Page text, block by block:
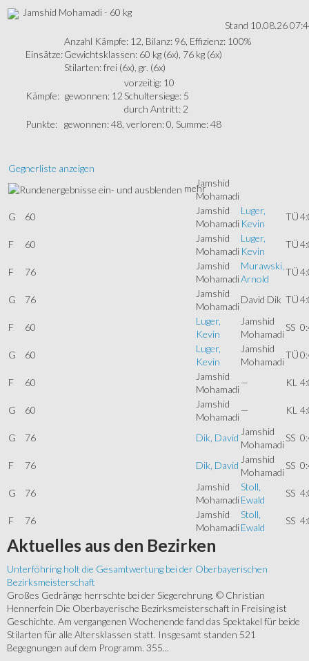
Jamshid Mohamadi - 60 kg
Stand 10.08.26
Einsätze:
Anzahl Kämpfe: 12, Bilanz: 96, Effizienz: 100%
Gewichtsklassen: 60 kg (6x), 76 kg (6x)
Stilarten: frei (6x), gr. (6x)
Kämpfe: gewonnen: 12
vorzeitig: 10
Schultersiege: 5
durch Antritt: 2
Punkte: gewonnen: 48, verloren: 0, Summe: 48
Gegnerliste anzeigen
mehrJamshid
Mohamadi
G
60
Jamshid
Mohamadi
Luger,
Kevin
TÜ
F 60
Jamshid
Mohamadi
Luger,
Kevin
TÜ
F 76
Jamshid
Mohamadi
Murawski,
Arnold
TÜ
G 76
Jamshid
Mohamadi
David Dik TÜ
F 60
Luger,
Kevin
Jamshid
Mohamadi
SS
G 60
Luger,
Kevin
Jamshid
Mohamadi
TÜ
F 60
Jamshid
Mohamadi
— KL
G 60
Jamshid
Mohamadi
— KL
G 76 Dik, David
Jamshid
Mohamadi
SS
F 76 Dik, David
Jamshid
Mohamadi
SS
G 76
Jamshid
Mohamadi
Stoll,
Ewald
SS
F 76
Jamshid
Mohamadi
Stoll,
Ewald
SS
Aktuelles aus den Bezirken
Unterföhring holt die Gesamtwertung bei der Oberbayerischen
Bezirksmeisterschaft
Großes Gedränge herrschte bei der Siegerehrung. © Christian
Hennerfein Die Oberbayerische Bezirksmeisterschaft in Freising ist
Geschichte. Am vergangenen Wochenende fand das Spektakel für beide
Stilarten für alle Altersklassen statt. Insgesamt standen 521
Begegnungen auf dem Programm. 355...